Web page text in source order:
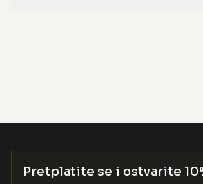
Pretplatite se i ostvarite